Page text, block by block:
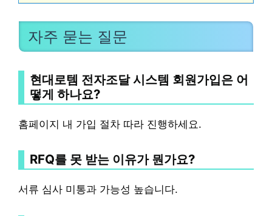
자주 묻는 질문
현대로템 전자조달 시스템 회원가입은 어
떻게 하나요?
홈페이지 내 가입 절차 따라 진행하세요.
RFQ를 못 받는 이유가 뭔가요?
서류 심사 미통과 가능성 높습니다.